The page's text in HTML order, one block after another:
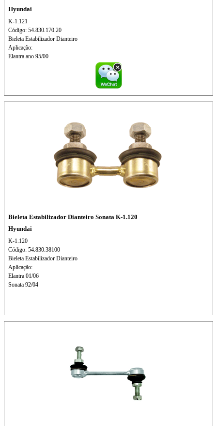
Hyundai
K-1.121
Código: 54.830.170.20
Bieleta Estabilizador Dianteiro
Aplicação:
Elantra ano 95/00
Bieleta Estabilizador Dianteiro Sonata K-1.120
Hyundai
K-1.120
Código: 54.830.38100
Bieleta Estabilizador Dianteiro
Aplicação:
Elantra 01/06
Sonata 92/04